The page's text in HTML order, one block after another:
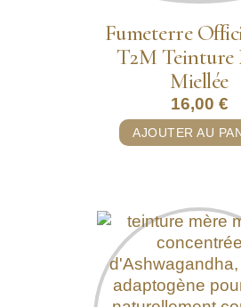
Fumeterre
T2M Teinture
Miellée
16,00 €
AJOUTER AU